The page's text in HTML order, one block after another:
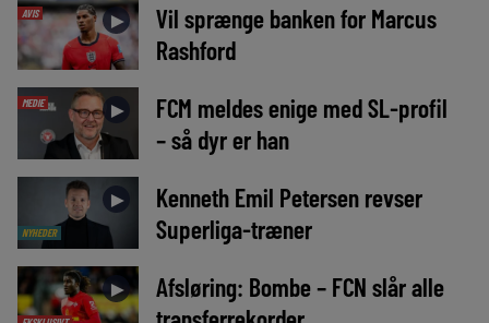
AVIS ►
Vil sprænge banken for Marcus
Rashford
MEDIE ►
FCM meldes enige med SL-profil
– så dyr er han
NYHEDER
►
Kenneth Emil Petersen revser
Superliga-træner
►
Afsløring: Bombe – FCN slår alle